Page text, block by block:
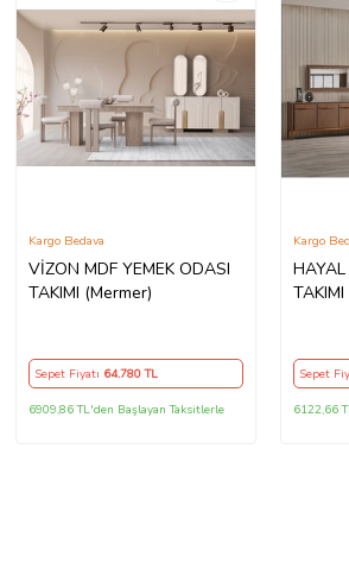
VİZON MDF YEMEK ODASI
TAKIMI (Mermer)
Kargo Bedava
Sepet Fiyatı 64.780TL
6909,86 TL'den Başlayan Taksitlerle
Kargo
Sepet
6122,66